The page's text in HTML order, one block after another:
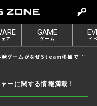
e
t
l
o
ア
GAME
ゲーム イ
ぜSteam移植でヒットしたのか？ 急成長の理由が明らかに
ーに関する情報満載！